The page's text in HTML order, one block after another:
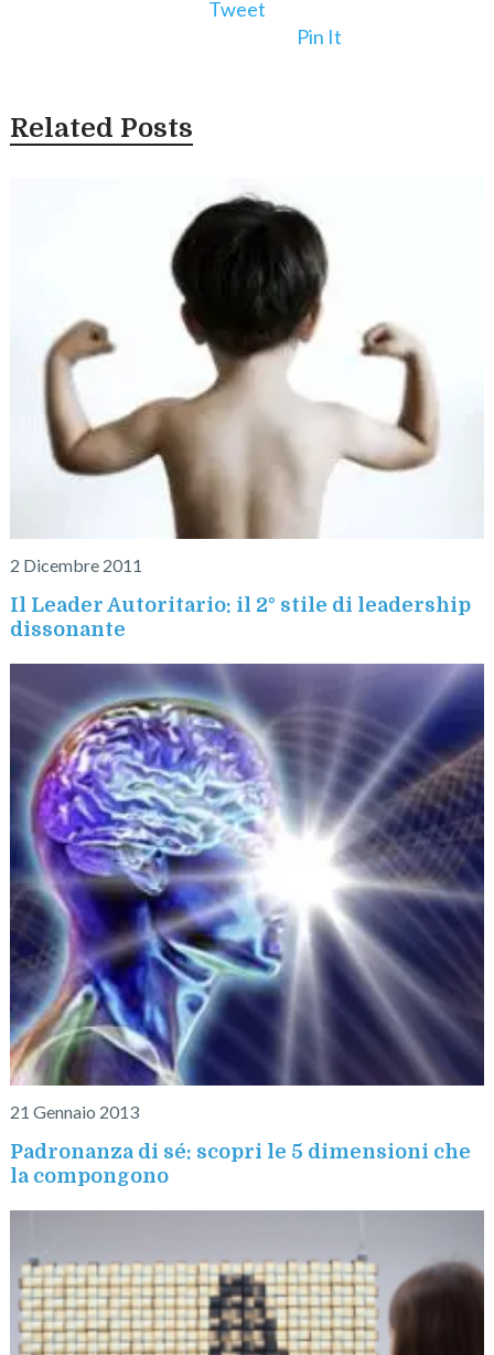
Tweet
Pin It
Related Posts
2 Dicembre 2011
Il Leader Autoritario: il 2° stile di leadership
dissonante
21 Gennaio 2013
Padronanza di sé: scopri le 5 dimensioni che
la compongono